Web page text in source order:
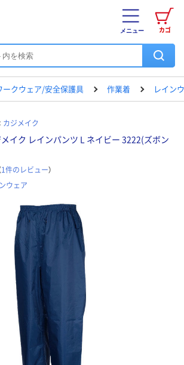
カゴ
メニュー
ークウェア/安全保護具 作業着 レイン
カジメイク
メイク レインパンツ L ネイビー 3222(ズボン
1件のレビュー）
ウェア